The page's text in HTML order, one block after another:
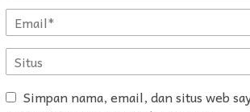
Simpan nama, email, dan situs web